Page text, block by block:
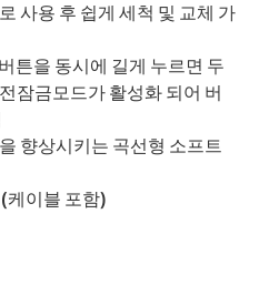
사용 후 쉽게 세척 및 교체 가
튼을 동시에 길게 누르면 두
잠금모드가 활성화 되어 버
향상시키는 곡선형 소프트
케이블 포함)